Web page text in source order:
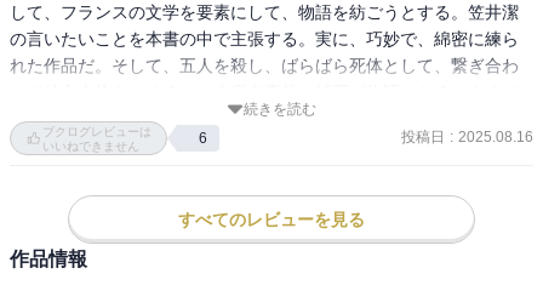
して、フランスの文学を要素にして、物語を紡ごうとする。笠井潔
の言いたいことを本書の中で主張する。実に、巧妙で、綿密に練ら
れた作品だ。そして、五人を殺し、ばらばら死体として、繋ぎ合わ
詰め込んだと思う。
性具有」である。
著者は、両性具有説を説明する。プラトンの『饗宴（シュンポシ
オン）』という対話篇の中で、喜劇詩人アリストパネスが語る「ア
続きを読む
ブクログレビューは
いいねできません
6 投稿日 : 2025.08.16
すべてのレビューを見る
作品情報